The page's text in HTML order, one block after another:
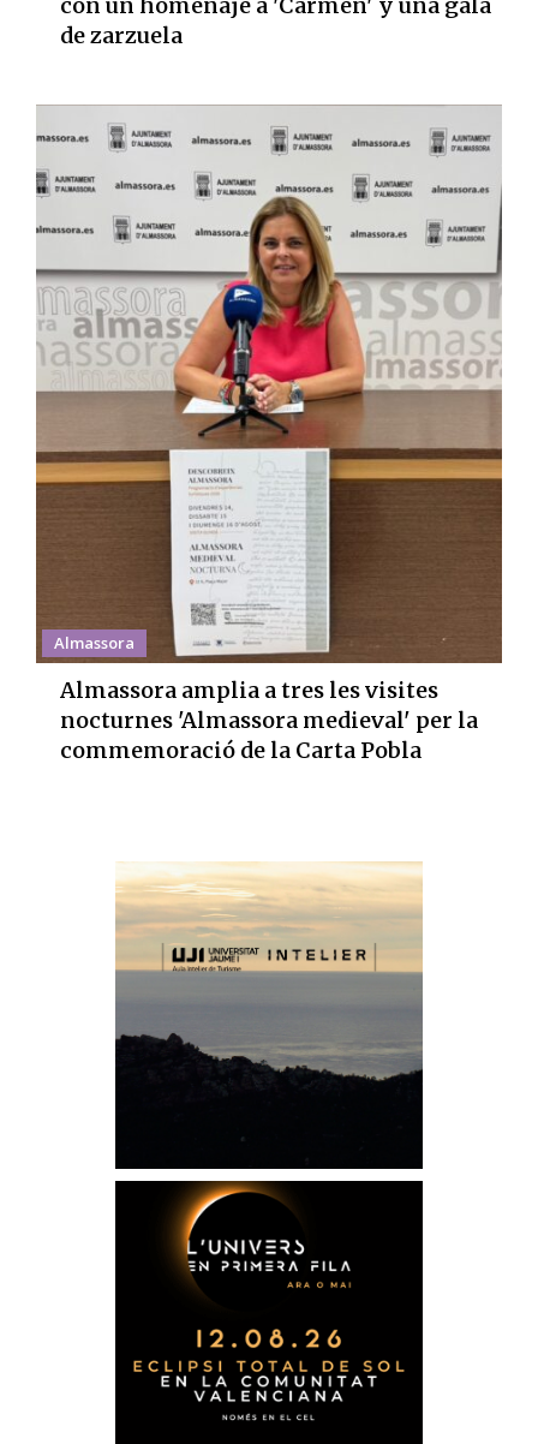
de zarzuela
Almassora
Almassora amplia a tres les visites
nocturnes 'Almassora medieval' per la
commemoració de la Carta Pobla